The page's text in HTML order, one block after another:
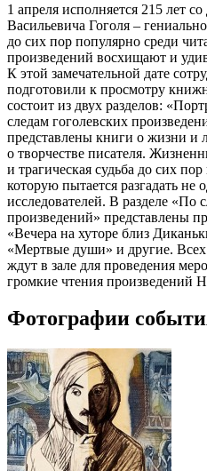
1 апреля исполняется 215 лет
Васильевича Гоголя –
до сих пор популярно среди
произведений восхищают и
К этой замечательной дате
подготовили к просмотру
состоит из двух разделов:
следам гоголевских
представлены книги о жизни и
о творчестве писателя.
и трагическая судьба до сих
которую пытается разгадать не
исследователей. В разделе «По
произведений» представлены
«Вечера на хуторе близ
«Мертвые души» и другие.
ждут в зале для проведения
громкие чтения произведений
Фотографии